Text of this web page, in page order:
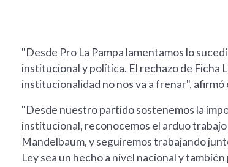
"Desde Pro La Pampa lamentamos lo
institucional y política. El rechazo de Ficha
institucionalidad no nos va a frenar", afirmó
"Desde nuestro partido sostenemos la
institucional, reconocemos el arduo
Mandelbaum, y seguiremos trabajando
Ley sea un hecho a nivel nacional y